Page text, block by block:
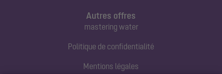
Autres offres
mastering water
Politique de confidentialité
Mentions légales